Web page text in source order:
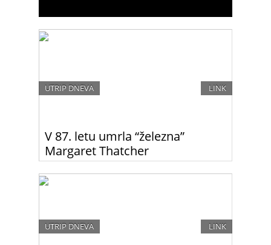
V 87. letu umrla “železna”
Margaret Thatcher
UTRIP DNEVA
ženska, ki je sedla na premierski stolček britanske
vlade. S svojo politiko si je pridobila naziv “železna
LINK
UTRIP DNEVA LINK